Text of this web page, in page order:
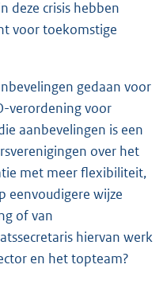
deze crisis hebben
voor toekomstige
gedaan voor
verordening voor
aanbevelingen is een
over het
met meer flexibiliteit,
eenvoudigere wijze
of van
hiervan werk
en het topteam?